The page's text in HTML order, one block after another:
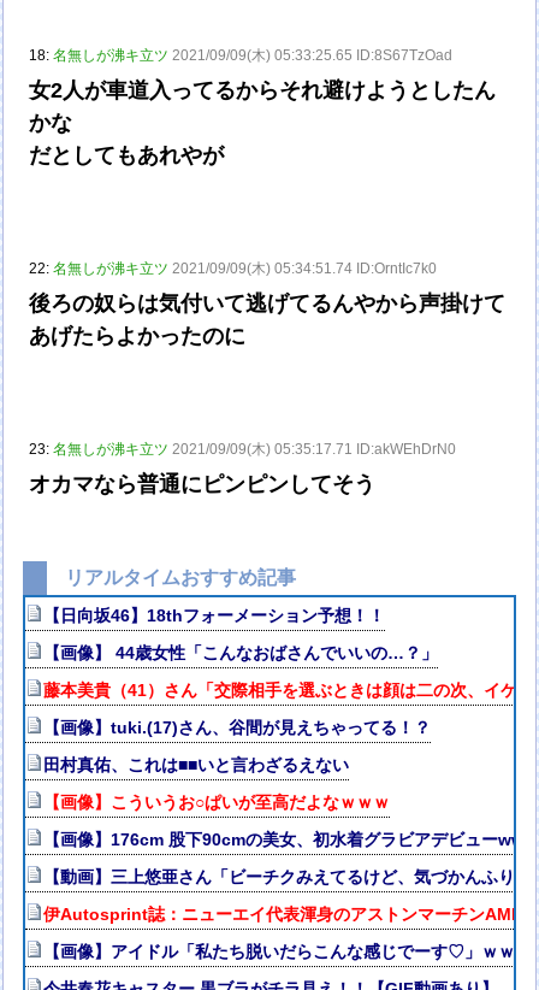
18:名無しが沸キ立ツ 2021/09/09(木) 05:33:25.65 ID:8S67TzOad
女2人が車道入ってるからそれ避けようとしたん
かな
だとしてもあれやが
22:名無しが沸キ立ツ 2021/09/09(木) 05:34:51.74 ID:OrntIc7k0
後ろの奴らは気付いて逃げてるんやから声掛けて
あげたらよかったのに
23:名無しが沸キ立ツ 2021/09/09(木) 05:35:17.71 ID:akWEhDrN0
オカマなら普通にピンピンしてそう
リアルタイムおすすめ記事
【日向坂46】18thフォーメーション予想！！
【画像】 44歳女性「こんなおばさんでいいの…？」
藤本美貴（41）さん「交際相手を選ぶときは顔は二の次、イケ
【画像】tuki.(17)さん、谷間が見えちゃってる！？
田村真佑、これは■■いと言わざるえない
【画像】こういうお○ぱいが至高だよなｗｗｗ
【画像】176cm 股下90cmの美女、初水着グラビアデビュー
【動画】三上悠亜さん「ビーチクみえてるけど、気づかんふりし
伊Autosprint誌：ニューエイ代表渾身のアストンマーチン
【画像】アイドル「私たち脱いだらこんな感じでーす♡」ｗｗｗ